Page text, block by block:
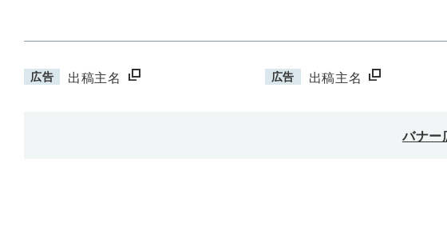
広告 出稿主名 広告 出稿主名
バナー